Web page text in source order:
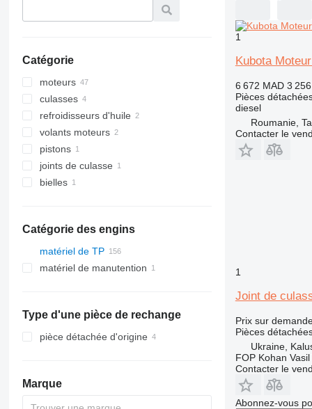
Catégorie
moteurs
culasses
refroidisseurs d'huile
volants moteurs
pistons
joints de culasse
bielles
Catégorie des engins
matériel de TP
excavateurs
télescopiques
mini-chargeuses
matériel de manutention
Type d'une pièce de rechange
pièce détachée d'origine
Marque
1
Kubota
6 672 MAD 3
Pièces
diesel
Roumanie,
Contacter le
1
Joint de
Prix sur
Pièces
Ukraine,
FOP Kohan
Contacter le
Abonnez-vous